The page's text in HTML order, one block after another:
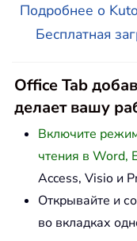
Подробнее о
Бесплатная
Office Tab
делает вашу
Включите
чтения в Word,
Access, Visio и
Открывайте и
во вкладках